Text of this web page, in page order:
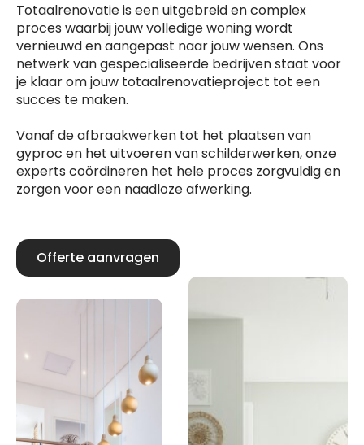
Totaalrenovatie is een uitgebreid en complex
proces waarbij jouw volledige woning wordt
vernieuwd en aangepast naar jouw wensen. Ons
netwerk van gespecialiseerde bedrijven staat voor
je klaar om jouw totaalrenovatieproject tot een
succes te maken.
Vanaf de afbraakwerken tot het plaatsen van
gyproc en het uitvoeren van schilderwerken, onze
experts coördineren het hele proces zorgvuldig en
zorgen voor een naadloze afwerking.
Offerte aanvragen